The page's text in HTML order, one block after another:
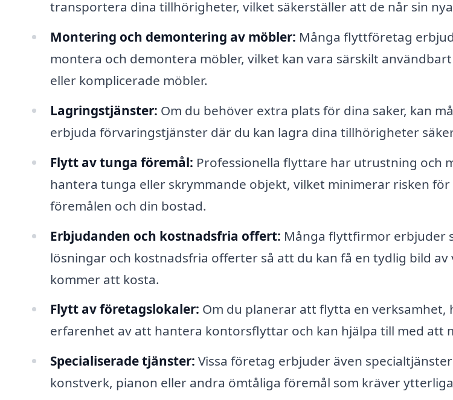
transportera dina tillhörigheter, vilket säkerställer att de når sin
Montering och demontering av möbler: Många flyttföretag
montera och demontera möbler, vilket kan vara särskilt
eller komplicerade möbler.
Lagringstjänster: Om du behöver extra plats för dina saker, kan
erbjuda förvaringstjänster där du kan lagra dina tillhörigheter
Flytt av tunga föremål: Professionella flyttare har utrustning och
hantera tunga eller skrymmande objekt, vilket minimerar risken för
föremålen och din bostad.
Erbjudanden och kostnadsfria offert: Många flyttfirmor erbjuder
lösningar och kostnadsfria offerter så att du kan få en tydlig bild
kommer att kosta.
Flytt av företagslokaler: Om du planerar att flytta en
erfarenhet av att hantera kontorsflyttar och kan hjälpa till med att
Specialiserade tjänster: Vissa företag erbjuder även
konstverk, pianon eller andra ömtåliga föremål som kräver